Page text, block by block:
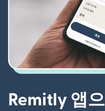
Remitly 앱